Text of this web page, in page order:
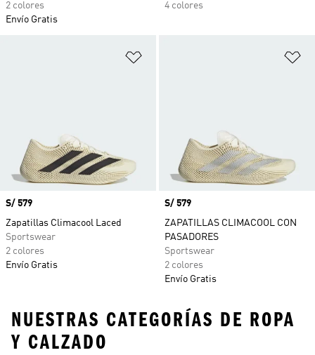
2 colores
Envío Gratis
4 colores
Precio
S/ 579
Zapatillas Climacool Laced
Sportswear
2 colores
Envío Gratis
Precio
S/ 579
ZAPATILLAS CLIMACOOL CON
PASADORES
Sportswear
2 colores
Envío Gratis
NUESTRAS CATEGORÍAS DE ROPA
Y CALZADO